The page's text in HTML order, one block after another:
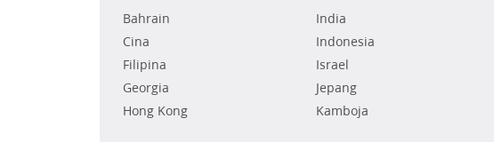
Bahrain
Cina
Filipina
Georgia
Hong Kong
India
Indonesia
Israel
Jepang
Kamboja